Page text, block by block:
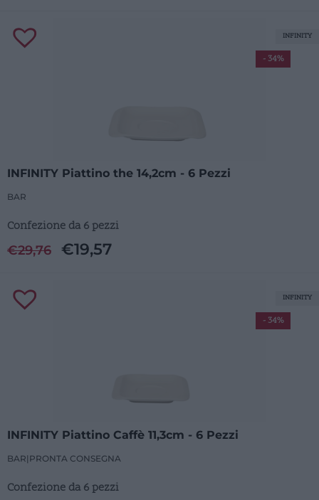
INFINITY Piattino the 14,2cm - 6 Pezzi
BAR
Confezione da 6 pezzi
€29,76 €19,57
- 34%
INFINITY
INFINITY Piattino Caffè 11,3cm - 6 Pezzi
BAR| PRONTA CONSEGNA
Confezione da 6 pezzi
- 34%
INFINITY